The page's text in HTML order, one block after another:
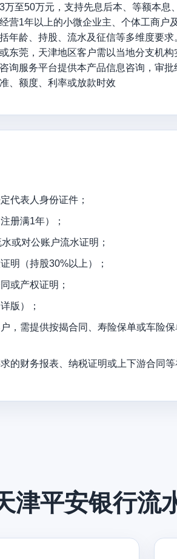
万至50万元，支持先息后本、等额本息
营1年以上的小微企业主、个体工商户
年龄、持股、流水及征信等多维度要求
东莞，天津地区客户需以当地分支机构
询服务平台提供本产品信息咨询，审批
、额度、利率或放款时效
代表人身份证件；
册满1年）；
或对公账户流水证明；
明（持股30%以上）；
或产权证明；
版）；
，需提供按揭合同、寿险保单或车险
的财务报表、纳税证明或上下游合同
津平安银行流